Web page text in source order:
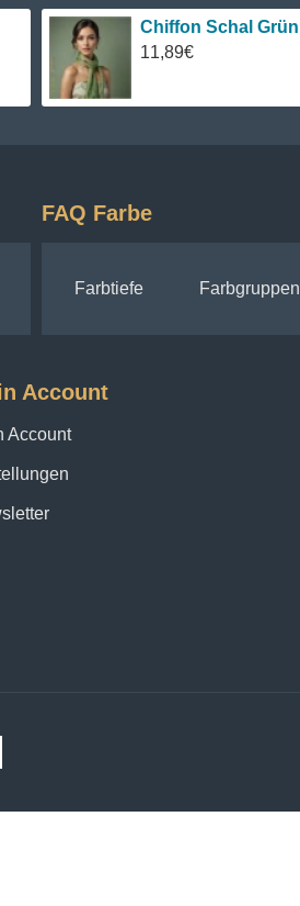
Chiffon Schal Grün
11,89€
FAQ Farbe
Farbtiefe Farbgruppen
Account
Account